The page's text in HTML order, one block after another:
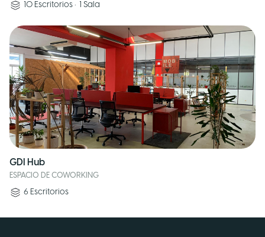
10 Escritorios • 1 Sala
GDI Hub
ESPACIO DE COWORKING
6 Escritorios